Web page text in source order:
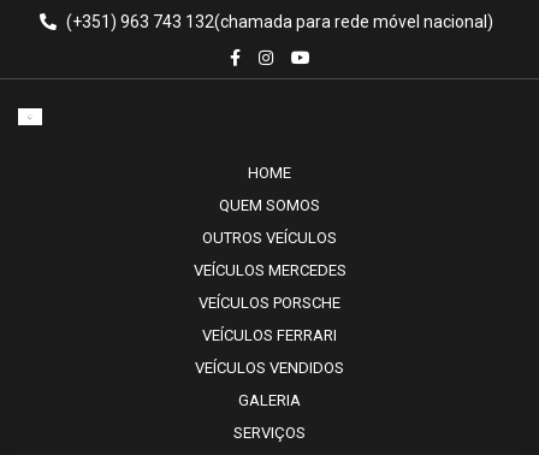
(+351) 963 743 132
HOME
QUEM SOMOS
OUTROS VEÍCULOS
VEÍCULOS MERCEDES
VEÍCULOS PORSCHE
VEÍCULOS FERRARI
VEÍCULOS VENDIDOS
GALERIA
SERVIÇOS